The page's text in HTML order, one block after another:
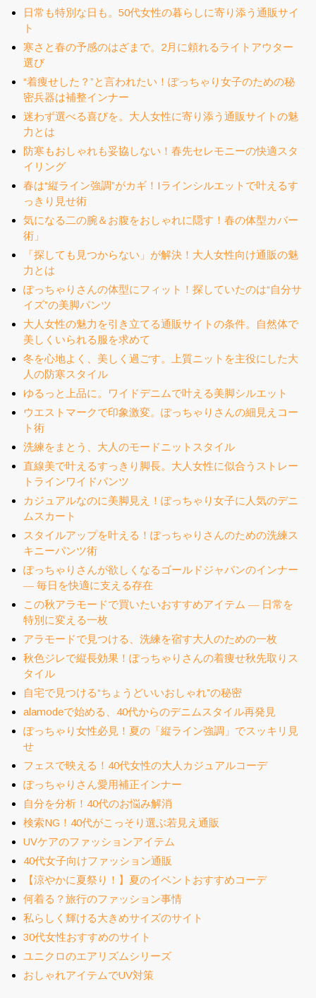
日常も特別な日も。50代女性の暮らしに寄り添う通販サイ
ト
寒さと春の予感のはざまで。2月に頼れるライトアウター
選び
“着痩せした？”と言われたい！ぽっちゃり女子のための秘
密兵器は補整インナー
迷わず選べる喜びを。大人女性に寄り添う通販サイトの魅
力とは
防寒もおしゃれも妥協しない！春先セレモニーの快適スタ
イリング
春は“縦ライン強調”がカギ！Iラインシルエットで叶えるす
っきり見せ術
気になる二の腕＆お腹をおしゃれに隠す！春の体型カバー
術」
「探しても見つからない」が解決！大人女性向け通販の魅
力とは
ぽっちゃりさんの体型にフィット！探していたのは“自分サ
イズ”の美脚パンツ
大人女性の魅力を引き立てる通販サイトの条件。自然体で
美しくいられる服を求めて
冬を心地よく、美しく過ごす。上質ニットを主役にした大
人の防寒スタイル
ゆるっと上品に。ワイドデニムで叶える美脚シルエット
ウエストマークで印象激変。ぽっちゃりさんの細見えコー
ト術
洗練をまとう、大人のモードニットスタイル
直線美で叶えるすっきり脚長。大人女性に似合うストレー
トラインワイドパンツ
カジュアルなのに美脚見え！ぽっちゃり女子に人気のデニ
ムスカート
スタイルアップを叶える！ぽっちゃりさんのための洗練ス
キニーパンツ術
ぽっちゃりさんが欲しくなるゴールドジャパンのインナー
― 毎日を快適に支える存在
この秋アラモードで買いたいおすすめアイテム ― 日常を
特別に変える一枚
アラモードで見つける、洗練を宿す大人のための一枚
秋色ジレで縦長効果！ぽっちゃりさんの着痩せ秋先取りス
タイル
自宅で見つける“ちょうどいいおしゃれ”の秘密
alamodeで始める、40代からのデニムスタイル再発見
ぽっちゃり女性必見！夏の「縦ライン強調」でスッキリ見
せ
フェスで映える！40代女性の大人カジュアルコーデ
ぽっちゃりさん愛用補正インナー
自分を分析！40代のお悩み解消
検索NG！40代がこっそり選ぶ若見え通販
UVケアのファッションアイテム
40代女子向けファッション通販
【涼やかに夏祭り！】夏のイベントおすすめコーデ
何着る？旅行のファッション事情
私らしく輝ける大きめサイズのサイト
30代女性おすすめのサイト
ユニクロのエアリズムシリーズ
おしゃれアイテムでUV対策